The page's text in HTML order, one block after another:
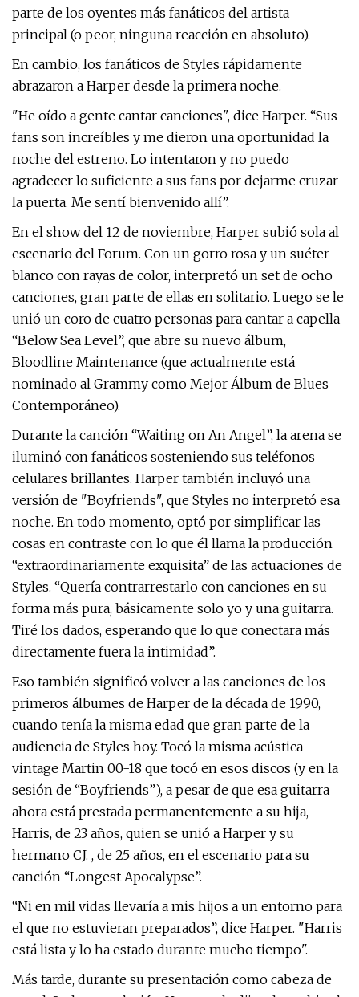
parte de los oyentes más fanáticos del artista
principal (o peor, ninguna reacción en absoluto).
En cambio, los fanáticos de Styles rápidamente
abrazaron a Harper desde la primera noche.
"He oído a gente cantar canciones", dice Harper. “Sus
fans son increíbles y me dieron una oportunidad la
noche del estreno. Lo intentaron y no puedo
agradecer lo suficiente a sus fans por dejarme cruzar
la puerta. Me sentí bienvenido allí”.
En el show del 12 de noviembre, Harper subió sola al
escenario del Forum. Con un gorro rosa y un suéter
blanco con rayas de color, interpretó un set de ocho
canciones, gran parte de ellas en solitario. Luego se le
unió un coro de cuatro personas para cantar a capella
“Below Sea Level”, que abre su nuevo álbum,
Bloodline Maintenance (que actualmente está
nominado al Grammy como Mejor Álbum de Blues
Contemporáneo).
Durante la canción “Waiting on An Angel”, la arena se
iluminó con fanáticos sosteniendo sus teléfonos
celulares brillantes. Harper también incluyó una
versión de "Boyfriends", que Styles no interpretó esa
noche. En todo momento, optó por simplificar las
cosas en contraste con lo que él llama la producción
“extraordinariamente exquisita” de las actuaciones de
Styles. “Quería contrarrestarlo con canciones en su
forma más pura, básicamente solo yo y una guitarra.
Tiré los dados, esperando que lo que conectara más
directamente fuera la intimidad”.
Eso también significó volver a las canciones de los
primeros álbumes de Harper de la década de 1990,
cuando tenía la misma edad que gran parte de la
audiencia de Styles hoy. Tocó la misma acústica
vintage Martin 00-18 que tocó en esos discos (y en la
sesión de “Boyfriends”), a pesar de que esa guitarra
ahora está prestada permanentemente a su hija,
Harris, de 23 años, quien se unió a Harper y su
hermano CJ. , de 25 años, en el escenario para su
canción “Longest Apocalypse”.
“Ni en mil vidas llevaría a mis hijos a un entorno para
el que no estuvieran preparados”, dice Harper. "Harris
está lista y lo ha estado durante mucho tiempo".
Más tarde, durante su presentación como cabeza de